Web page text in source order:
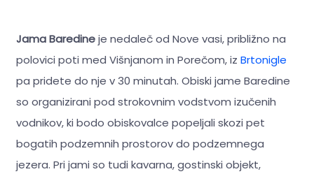
Jama Baredineje nedaleč od Nove vasi, približno na
polovici poti med Višnjanom in Porečom, iz Brtonigle
pa pridete do nje v 30 minutah. Obiski jame Baredine
so organizirani pod strokovnim vodstvom izučenih
vodnikov, ki bodo obiskovalce popeljali skozi pet
bogatih podzemnih prostorov do podzemnega
jezera. Pri jami so tudi kavarna, gostinski objekt,